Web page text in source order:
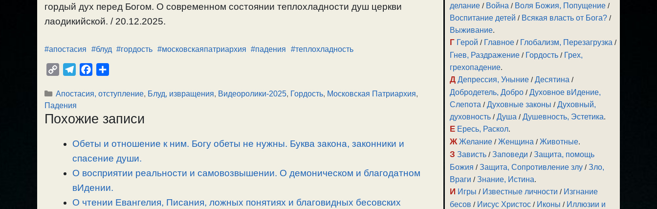
гордый дух перед Богом. О современном состоянии теплохладности душ церкви
лаодикийской. / 20.12.2025.
#апостасия #блуд #гордость #московскаяпатриархия #падения #теплохладность
p
y
L
l
e
g
a
m
c
b
o
k
п
а
и
т
ь
Рубрики
Апостасия, отступление, Блуд, извращения, Видеоролики-2025, Гордость, Московская Патриархия,
Падения
Похожие записи
Обеты и отношение к ним. Богу обеты не нужны. Буква закона, законники и
спасение души.
О восприятии реальности и самовозвышении. О демоническом и благодатном
вИдении.
О чтении Евангелия, Писания, ложных понятиях и благовидных бесовских
делание / Война / Воля Божия, Попущение /
Воспитание детей / Всякая власть от Бога? /
Выживание.
Г Герой / Главное / Глобализм, Перезагрузка /
Гнев, Раздражение / Гордость / Грех,
грехопадение.
Д Депрессия, Уныние /Десятина /
Добродетель, Добро /Духовное вИдение,
Слепота /Духовные законы /Духовный,
духовность /Душа /Душевность, Эстетика.
Е Ересь, Раскол.
Ж Желание /Женщина /Животные.
З Зависть /Заповеди /Защита, помощь
Божия /Защита, Сопротивление злу /Зло,
Враги /Знание, Истина.
И Игры / Известные личности / Изгнание
бесов / Иисус Христос / Иконы / Иллюзии и